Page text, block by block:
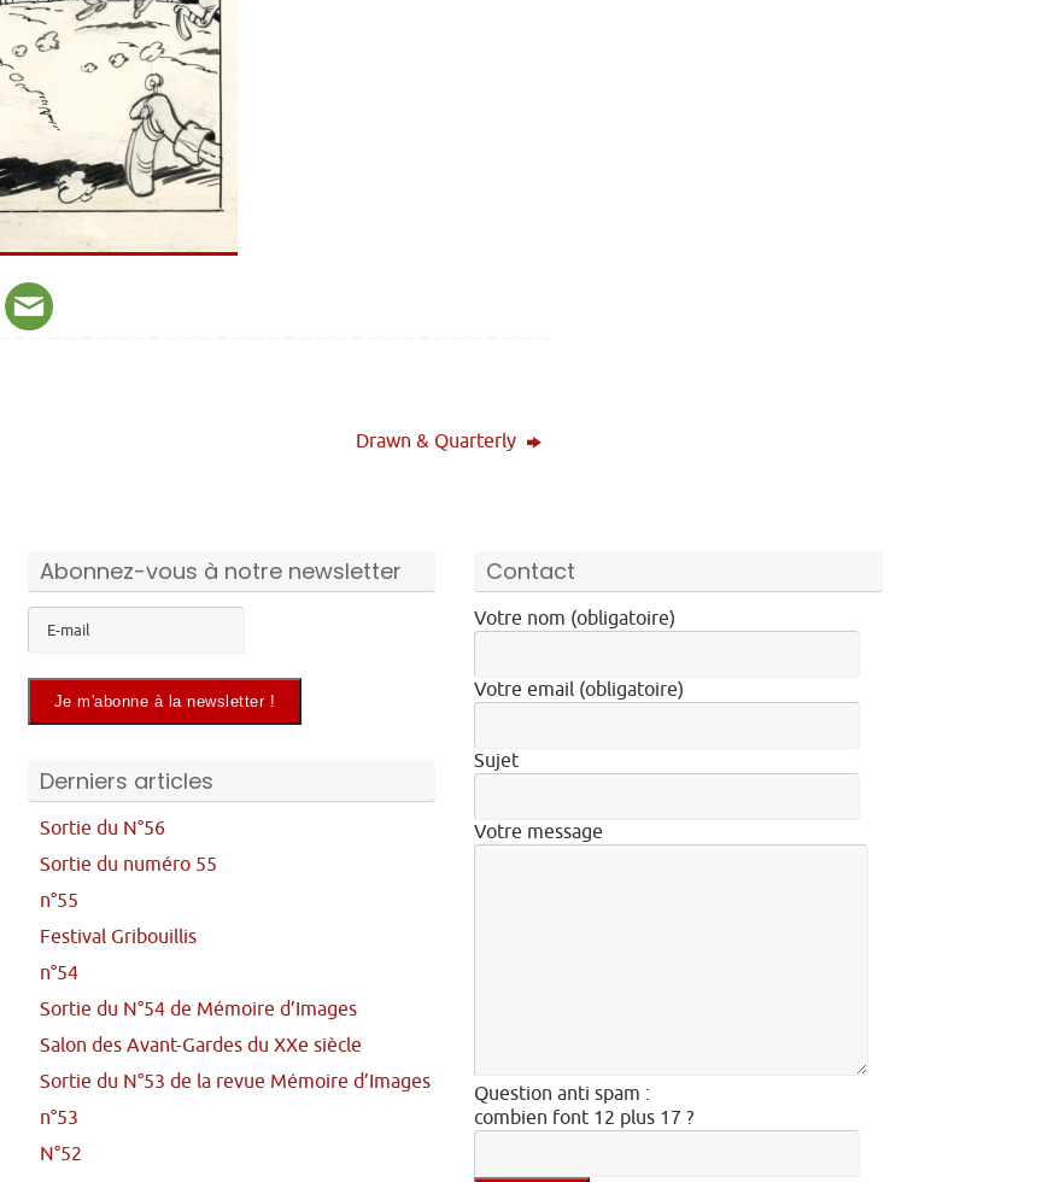
Drawn & Quarterly
Abonnez-vous à notre newsletter
Derniers articles
Sortie du N°56
Sortie du numéro 55
n°55
Festival Gribouillis
n°54
Sortie du N°54 de Mémoire d’Images
Salon des Avant-Gardes du XXe siècle
Sortie du N°53 de la revue Mémoire d’Images
n°53
N°52
Contact
Votre nom (obligatoire)
Votre email (obligatoire)
Sujet
Votre message
Question anti spam :
combien font 12 plus 17 ?